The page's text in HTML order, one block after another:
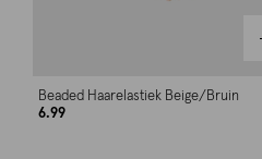
Beaded Haarelastiek Beige/Bruin
6.99